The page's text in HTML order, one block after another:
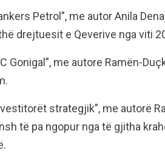
Petrol”, me autor Anila
drejtuesit e Qeverive nga viti
Gonigal”, me autore Ramën-
strategjik”, me autorë
të pa ngopur nga të gjitha